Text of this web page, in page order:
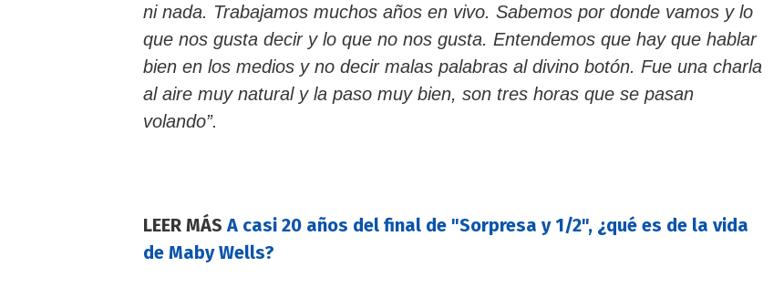
ni nada. Trabajamos muchos años en vivo. Sabemos por donde vamos y lo
que nos gusta decir y lo que no nos gusta. Entendemos que hay que hablar
bien en los medios y no decir malas palabras al divino botón. Fue una charla
al aire muy natural y la paso muy bien, son tres horas que se pasan
volando”.
LEER MÁSA casi 20 años del final de "Sorpresa y 1/2", ¿qué es de la vida
de Maby Wells?